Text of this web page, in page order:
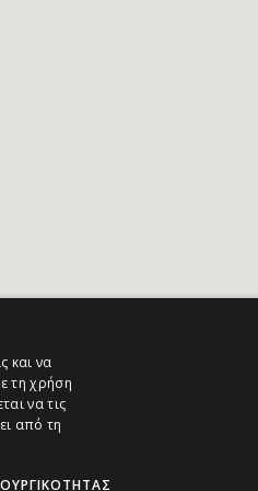
και να
τη χρήση
να τις
από τη